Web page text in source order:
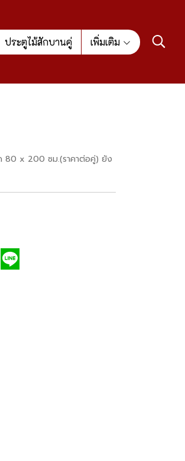
ประตูไม้สักบานคู่ เพิ่มเติม
80 x 200 ซม.(ราคาต่อคู่) ยัง